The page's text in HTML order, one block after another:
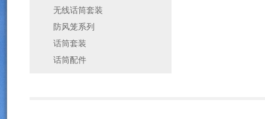
无线话筒套装
防风笼系列
话筒套装
话筒配件